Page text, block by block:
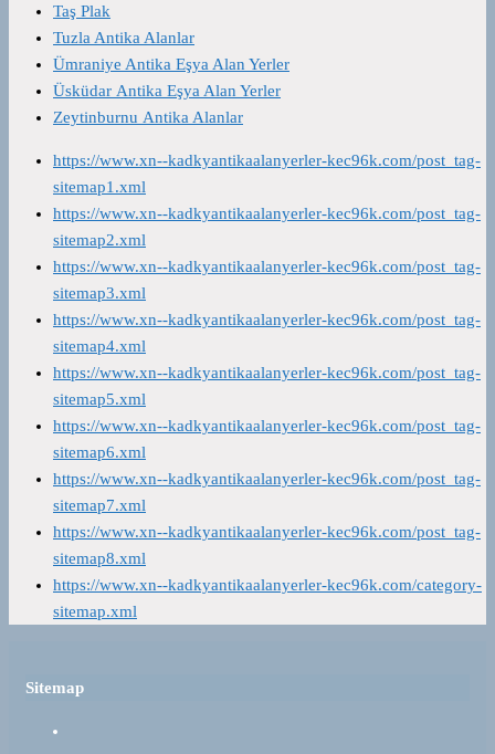
Taş Plak
Tuzla Antika Alanlar
Ümraniye Antika Eşya Alan Yerler
Üsküdar Antika Eşya Alan Yerler
Zeytinburnu Antika Alanlar
https://www.xn--kadkyantikaalanyerler-kec96k.com/post_tag-
sitemap1.xml
https://www.xn--kadkyantikaalanyerler-kec96k.com/post_tag-
sitemap2.xml
https://www.xn--kadkyantikaalanyerler-kec96k.com/post_tag-
sitemap3.xml
https://www.xn--kadkyantikaalanyerler-kec96k.com/post_tag-
sitemap4.xml
https://www.xn--kadkyantikaalanyerler-kec96k.com/post_tag-
sitemap5.xml
https://www.xn--kadkyantikaalanyerler-kec96k.com/post_tag-
sitemap6.xml
https://www.xn--kadkyantikaalanyerler-kec96k.com/post_tag-
sitemap7.xml
https://www.xn--kadkyantikaalanyerler-kec96k.com/post_tag-
sitemap8.xml
https://www.xn--kadkyantikaalanyerler-kec96k.com/category-
sitemap.xml
Sitemap